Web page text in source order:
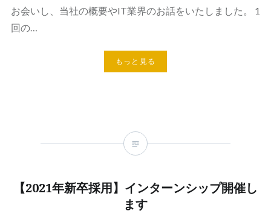
お会いし、当社の概要やIT業界のお話をいたしました。 1
回の…
もっと見る
【2021年新卒採用】インターンシップ開催し
ます